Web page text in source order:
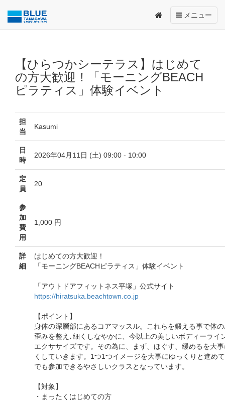
Toggle
navigation
メニュー
【ひらつかシーテラス】はじめて
の方大歓迎！「モーニングBEACH
ピラティス」体験イベント
担
当
Kasumi
日
時
2026年04月11日 (土) 09:00 - 10:00
定
員
20
参
加
費
用
1,000 円
詳
細
はじめての方大歓迎！
「モーニングBEACHピラティス」体験イベント
「アウトドアフィットネス平塚」公式サイト
https://hiratsuka.beachtown.co.jp
【ポイント】
身体の深層部にあるコアマッスル。これらを鍛える事で体
歪みを整え､細くしなやかに、今以上の美しいボディーライ
エクササイズです。その為に、まず、ほぐす、緩めるを大
くしていきます。1つ1つイメージを大事にゆっくりと進め
でも参加できるやさしいクラスとなっています。
【対象】
・まったくはじめての方